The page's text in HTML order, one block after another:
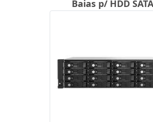
Baias p/ HDD SATA